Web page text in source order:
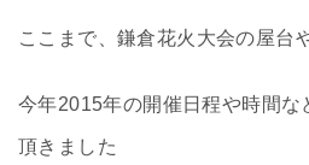
ここまで、鎌倉花火大会の屋台
今年2015年の開催日程や時間な
頂きました